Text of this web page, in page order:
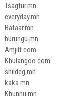
Tsagtur.mn
everyday.mn
Bataar.mn
hurungu.mn
Amjilt.com
Khulangoo.com
shildeg.mn
kaka.mn
Khunnu.mn